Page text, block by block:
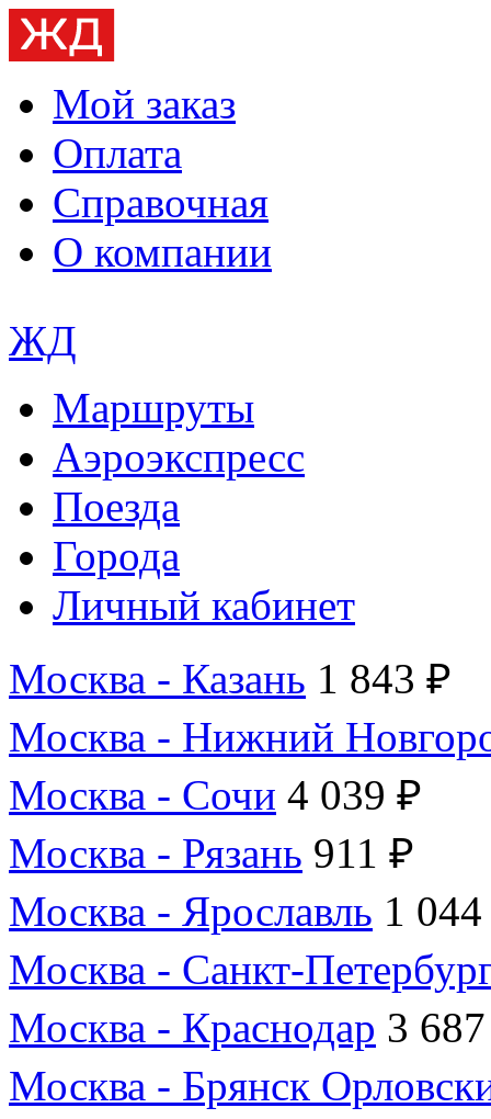
Мой заказ
Оплата
Справочная
О компании
ЖД
Маршруты
Аэроэкспресс
Поезда
Города
Личный кабинет
Москва - Казань 1 843 ₽
Москва - Нижний
Москва - Сочи 4 039 ₽
Москва - Рязань 911 ₽
Москва - Ярославль 1
Москва - Санкт-
Москва - Краснодар 3
Москва - Брянск